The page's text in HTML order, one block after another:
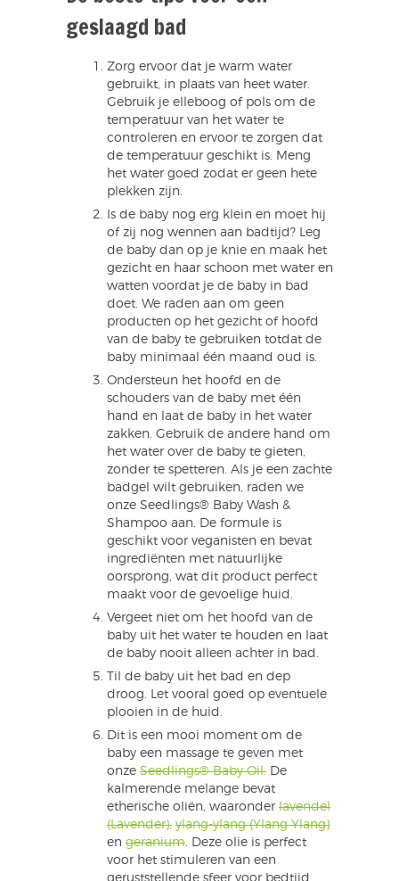
geslaagd bad
Zorg ervoor dat je warm water
gebruikt, in plaats van heet water.
Gebruik je elleboog of pols om de
temperatuur van het water te
controleren en ervoor te zorgen dat
de temperatuur geschikt is. Meng
het water goed zodat er geen hete
plekken zijn.
Is de baby nog erg klein en moet hij
of zij nog wennen aan badtijd? Leg
de baby dan op je knie en maak het
gezicht en haar schoon met water en
watten voordat je de baby in bad
doet. We raden aan om geen
producten op het gezicht of hoofd
van de baby te gebruiken totdat de
baby minimaal één maand oud is.
Ondersteun het hoofd en de
schouders van de baby met één
hand en laat de baby in het water
zakken. Gebruik de andere hand om
het water over de baby te gieten,
zonder te spetteren. Als je een zachte
badgel wilt gebruiken, raden we
onze Seedlings® Baby Wash &
Shampoo aan. De formule is
geschikt voor veganisten en bevat
ingrediënten met natuurlijke
oorsprong, wat dit product perfect
maakt voor de gevoelige huid.
Vergeet niet om het hoofd van de
baby uit het water te houden en laat
de baby nooit alleen achter in bad.
Til de baby uit het bad en dep
droog. Let vooral goed op eventuele
plooien in de huid.
Dit is een mooi moment om de
baby een massage te geven met
onze Seedlings® Baby Oil. De
kalmerende melange bevat
etherische oliën, waaronder lavendel
(Lavender), ylang-ylang (Ylang Ylang)
en geranium. Deze olie is perfect
voor het stimuleren van een